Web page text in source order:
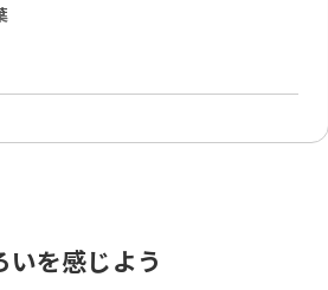
を感じよう